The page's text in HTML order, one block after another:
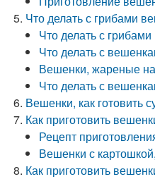
Что делать с грибами
Что делать с
Что делать с
Вешенки, жареные
Что делать с
Вешенки, как готовить
Как приготовить
Рецепт
Вешенки с
Как приготовить